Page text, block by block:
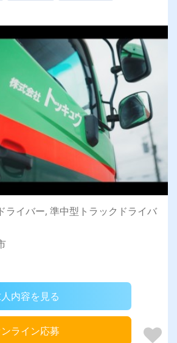
ライバー, 準中型トラックドライバ
内容を見る
ライン応募